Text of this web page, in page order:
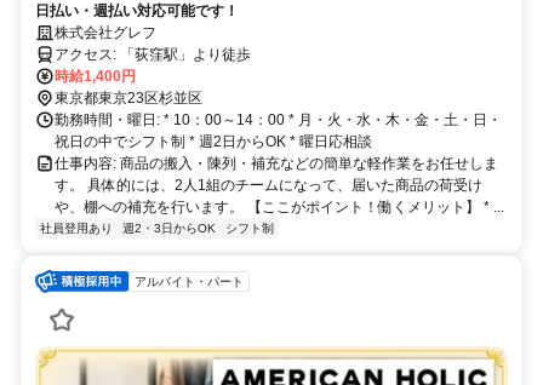
日払い・週払い対応可能です！
株式会社グレフ
アクセス: 「荻窪駅」より徒歩
時給1,400円
東京都東京23区杉並区
勤務時間・曜日: * 10：00～14：00 * 月・火・水・木・金・土・日・
祝日の中でシフト制 * 週2日からOK * 曜日応相談
仕事内容: 商品の搬入・陳列・補充などの簡単な軽作業をお任せしま
す。 具体的には、2人1組のチームになって、届いた商品の荷受け
や、棚への補充を行います。 【ここがポイント！働くメリット】 * ...
社員登用あり 週2・3日からOK シフト制
アルバイト・パート